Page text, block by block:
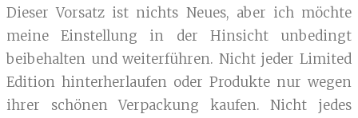
Dieser Vorsatz ist nichts Neues, aber ich möchte
meine Einstellung in der Hinsicht unbedingt
beibehalten und weiterführen. Nicht jeder Limited
Edition hinterherlaufen oder Produkte nur wegen
ihrer schönen Verpackung kaufen. Nicht jedes